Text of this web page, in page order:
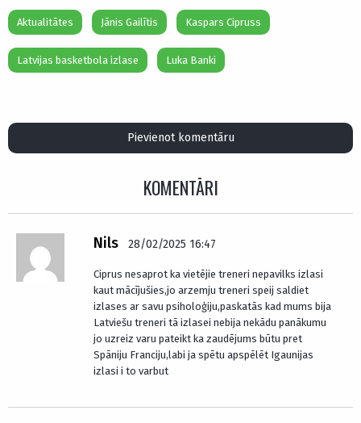
Aktualitātes Jānis Gailītis Kaspars Cipruss
Latvijas basketbola izlase Luka Banki
Pievienot komentāru
KOMENTĀRI
Nils 28/02/2025 16:47
Ciprus nesaprot ka vietējie treneri nepavilks izlasi
kaut mācījušies,jo arzemju treneri speij saldiet
izlases ar savu psiholoģiju,paskatās kad mums bija
Latviešu treneri tā izlasei nebija nekādu panākumu
jo uzreiz varu pateikt ka zaudējums būtu pret
Spāniju Franciju,labi ja spētu apspēlēt Igaunijas
izlasi i to varbut